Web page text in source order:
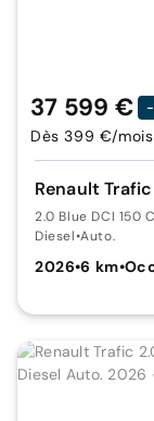
Renault Trafic
2.0 Blue DCI 150
Diesel•Auto.
2026•6 km•
37 599 € -
Dès 399 €/mois